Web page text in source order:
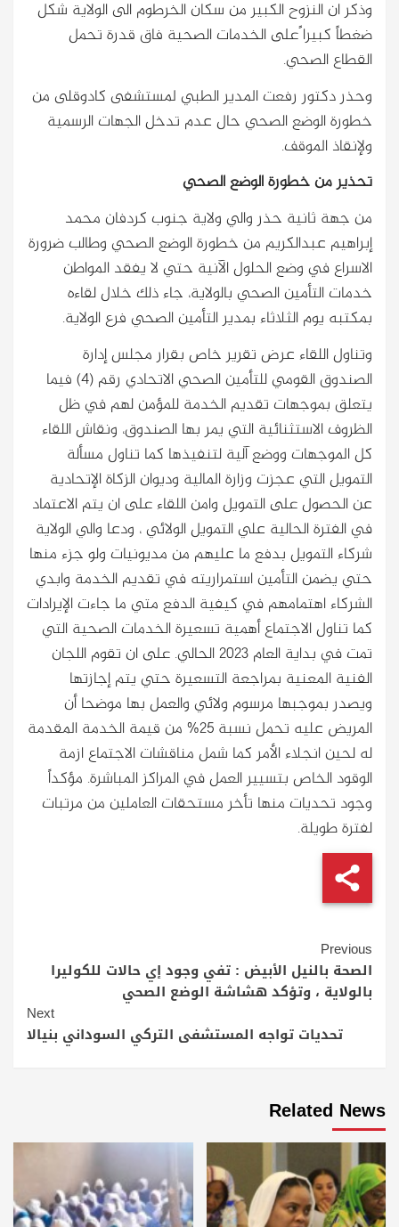
وذكر ان النزوح الكبير من سكان الخرطوم الى الولاية شكل
ضغطاً كبيرا ًعلى الخدمات الصحية فاق قدرة تحمل
القطاع الصحي.
وحذر دكتور رفعت المدير الطبي لمستشفى كادوقلى من
خطورة الوضع الصحي حال عدم تدخل الجهات الرسمية
ولإنقاذ الموقف.
تحذير من خطورة الوضع الصحي
من جهة ثانية حذر والي ولاية جنوب كردفان محمد
إبراهيم عبدالكريم من خطورة الوضع الصحي وطالب ضرورة
الاسراع في وضع الحلول الآنية حتي لا يفقد المواطن
خدمات التأمين الصحي بالولاية، جاء ذلك خلال لقاءه
بمكتبه يوم الثلاثاء بمدير التأمين الصحي فرع الولاية.
وتناول اللقاء عرض تقرير خاص بقرار مجلس إدارة
الصندوق القومي للتأمين الصحي الاتحادي رقم (4) فيما
يتعلق بموجهات تقديم الخدمة للمؤمن لهم في ظل
الظروف الاستثنائية التي يمر بها الصندوق، ونقاش اللقاء
كل الموجهات ووضع آلية لتنفيذها كما تناول مسألة
التمويل التي عجزت وزارة المالية وديوان الزكاة الإتحادية
عن الحصول على التمويل وامن اللقاء على ان يتم الاعتماد
في الفترة الحالية علي التمويل الولائي ، ودعا والي الولاية
شركاء التمويل بدفع ما عليهم من مديونيات ولو جزء منها
حتي يضمن التأمين استمراريته في تقديم الخدمة وابدي
الشركاء اهتمامهم في كيفية الدفع متي ما جاءت الإيرادات
كما تناول الاجتماع أهمية تسعيرة الخدمات الصحية التي
تمت في بداية العام 2023 الحالي. على ان تقوم اللجان
الفنية المعنية بمراجعة التسعيرة حتي يتم إجازتها
ويصدر بموجبها مرسوم ولائي والعمل بها موضحا أن
المريض عليه تحمل نسبة 25% من قيمة الخدمة المقدمة
له لحين انجلاء الأمر كما شمل مناقشات الاجتماع ازمة
الوقود الخاص بتسيير العمل في المراكز المباشرة. مؤكداً
وجود تحديات منها تأخر مستحقات العاملين من مرتبات
لفترة طويلة.
Continue
Reading
Previous
الصحة بالنيل الأبيض : تفي وجود إي حالات للكوليرا
بالولاية ، وتؤكد هشاشة الوضع الصحي
Next
تحديات تواجه المستشفى التركي السوداني بنيالا
Related News